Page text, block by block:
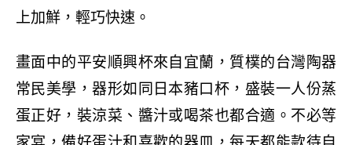
上加鮮，輕巧快速。
畫面中的平安順興杯來自宜蘭，質樸的台灣陶器
常民美學，器形如同日本豬口杯，盛裝一人份蒸
蛋正好，裝涼菜、醬汁或喝茶也都合適。不必等